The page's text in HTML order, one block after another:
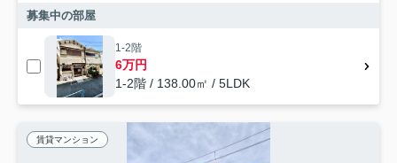
募集中の部屋
1-2階
6万円
1-2階 / 138.00㎡ / 5LDK
賃貸マンション